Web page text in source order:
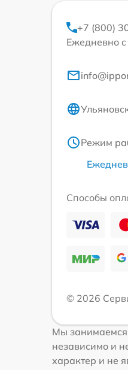
+7 (800)
Ежедневно
Режим
Способы
© 2026
Мы занимаемся
независимо и
характер и не